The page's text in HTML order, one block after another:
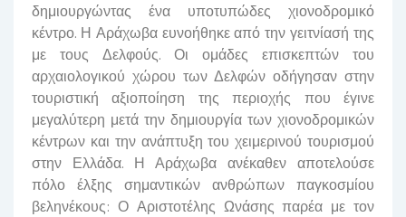
δημιουργώντας ένα υποτυπώδες χιονοδρομικό
κέντρο. Η Αράχωβα ευνοήθηκε από την γειτνίασή της
με τους Δελφούς. Οι ομάδες επισκεπτών του
αρχαιολογικού χώρου των Δελφών οδήγησαν στην
τουριστική αξιοποίηση της περιοχής που έγινε
μεγαλύτερη μετά την δημιουργία των χιονοδρομικών
κέντρων και την ανάπτυξη του χειμερινού τουρισμού
στην Ελλάδα. Η Αράχωβα ανέκαθεν αποτελούσε
πόλο έλξης σημαντικών ανθρώπων παγκοσμίου
βεληνέκους: Ο Αριστοτέλης Ωνάσης παρέα με τον